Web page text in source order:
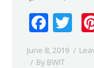
June 8, 2019
By BWIT